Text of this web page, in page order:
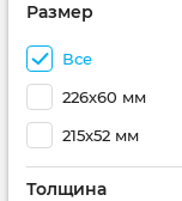
Размер
Все
226х60 мм
215x52 мм
Толщина